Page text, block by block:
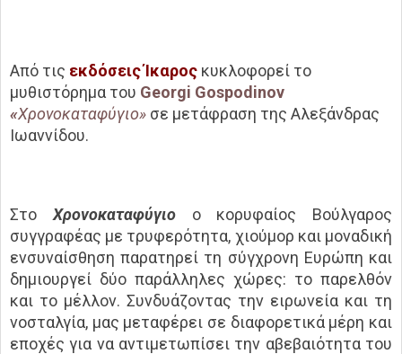
Από τις εκδόσεις Ίκαρος κυκλοφορεί το
μυθιστόρημα του Georgi Gospodinov
«Χρονοκαταφύγιο» σε μετάφραση της Αλεξάνδρας
Ιωαννίδου.
Στο Χρονοκαταφύγιοο κορυφαίος Βούλγαρος
συγγραφέας με τρυφερότητα, χιούμορ και μοναδική
ενσυναίσθηση παρατηρεί τη σύγχρονη Ευρώπη και
δημιουργεί δύο παράλληλες χώρες: το παρελθόν
και το μέλλον. Συνδυάζοντας την ειρωνεία και τη
νοσταλγία, μας μεταφέρει σε διαφορετικά μέρη και
εποχές για να αντιμετωπίσει την αβεβαιότητα του